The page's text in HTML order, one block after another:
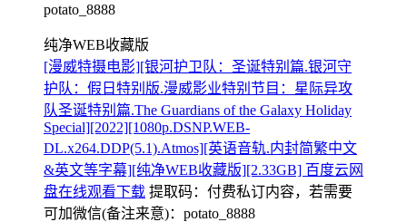
potato_8888
纯净WEB收藏版
[漫威特摄电影][银河护卫队：圣诞特别篇.银河守
护队：假日特别版.漫威影业特别节目：星际异攻
队圣诞特别篇.The Guardians of the Galaxy Holiday
Special][2022][1080p.DSNP.WEB-
DL.x264.DDP(5.1).Atmos][英语音轨.内封简繁中文
&英文等字幕][纯净WEB收藏版][2.33GB] 百度云网
盘在线观看下载 提取码： 付费私订内容，若需要
可加微信(备注来意)：potato_8888